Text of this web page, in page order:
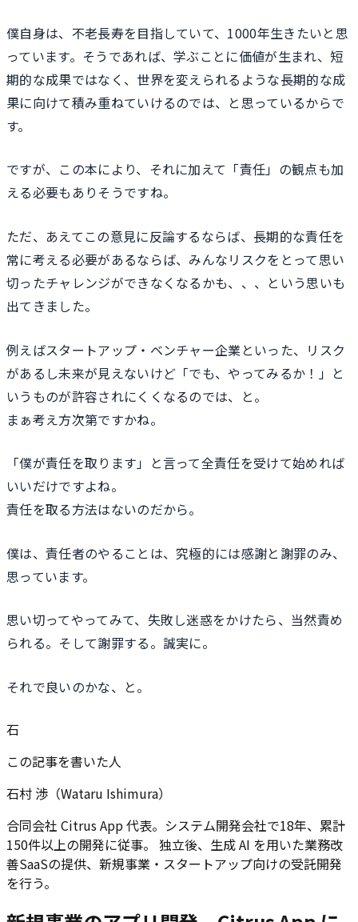
僕自身は、不老長寿を目指していて、1000年生きたいと思
っています。そうであれば、学ぶことに価値が生まれ、短
期的な成果ではなく、世界を変えられるような長期的な成
果に向けて積み重ねていけるのでは、と思っているからで
す。
ですが、この本により、それに加えて「責任」の観点も加
える必要もありそうですね。
ただ、あえてこの意見に反論するならば、長期的な責任を
常に考える必要があるならば、みんなリスクをとって思い
切ったチャレンジができなくなるかも、、、という思いも
出てきました。
例えばスタートアップ・ベンチャー企業といった、リスク
があるし未来が見えないけど「でも、やってみるか！」と
いうものが許容されにくくなるのでは、と。
まぁ考え方次第ですかね。
「僕が責任を取ります」と言って全責任を受けて始めれば
いいだけですよね。
責任を取る方法はないのだから。
僕は、責任者のやることは、究極的には感謝と謝罪のみ、
思っています。
思い切ってやってみて、失敗し迷惑をかけたら、当然責め
られる。そして謝罪する。誠実に。
それで良いのかな、と。
石
この記事を書いた人
石村 渉（Wataru Ishimura）
合同会社 Citrus App 代表。システム開発会社で18年、累計
150件以上の開発に従事。 独立後、生成 AI を用いた業務改
善SaaSの提供、新規事業・スタートアップ向けの受託開発
を行う。